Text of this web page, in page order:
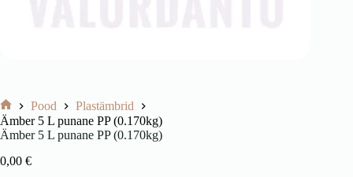
Avaleht
Pood
Plastämbrid
Ämber 5 L punane PP (0.170kg)
Ämber 5 L punane PP (0.170kg)
0,00 €